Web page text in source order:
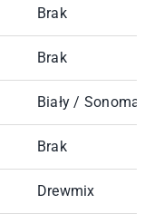
Brak
Brak
Biały / Sonoma /
Brak
Drewmix